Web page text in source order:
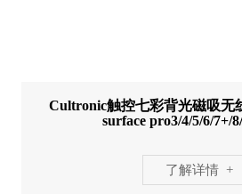
Cultronic触控七彩背光磁吸无
surface pro3/4/5/6/7+/
了解详情 +